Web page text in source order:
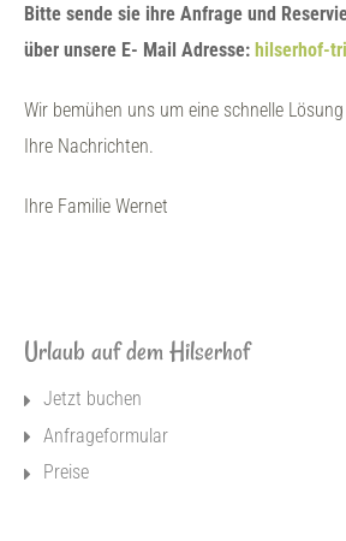
Bitte sende sie ihre Anfrage und
über unsere E- Mail Adresse: hilserhof-
Wir bemühen uns um eine schnelle
Ihre Nachrichten.
Ihre Familie Wernet
Urlaub auf dem Hilserhof
Jetzt buchen
Anfrageformular
Preise